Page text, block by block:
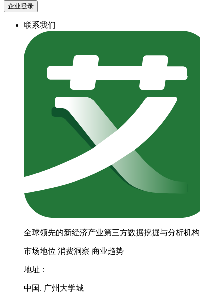
企业登录
联系我们
全球领先的新经济产业第三方数据挖掘与分析机构
市场地位 消费洞察 商业趋势
地址：
中国. 广州大学城